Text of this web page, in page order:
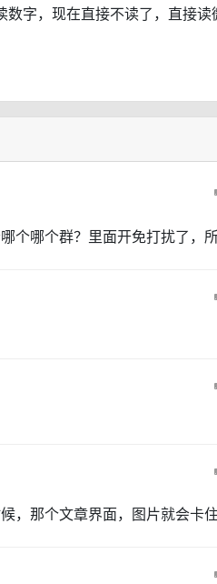
字，现在直接不读了，直接读
个哪个群？里面开免打扰了，
，那个文章界面，图片就会卡住